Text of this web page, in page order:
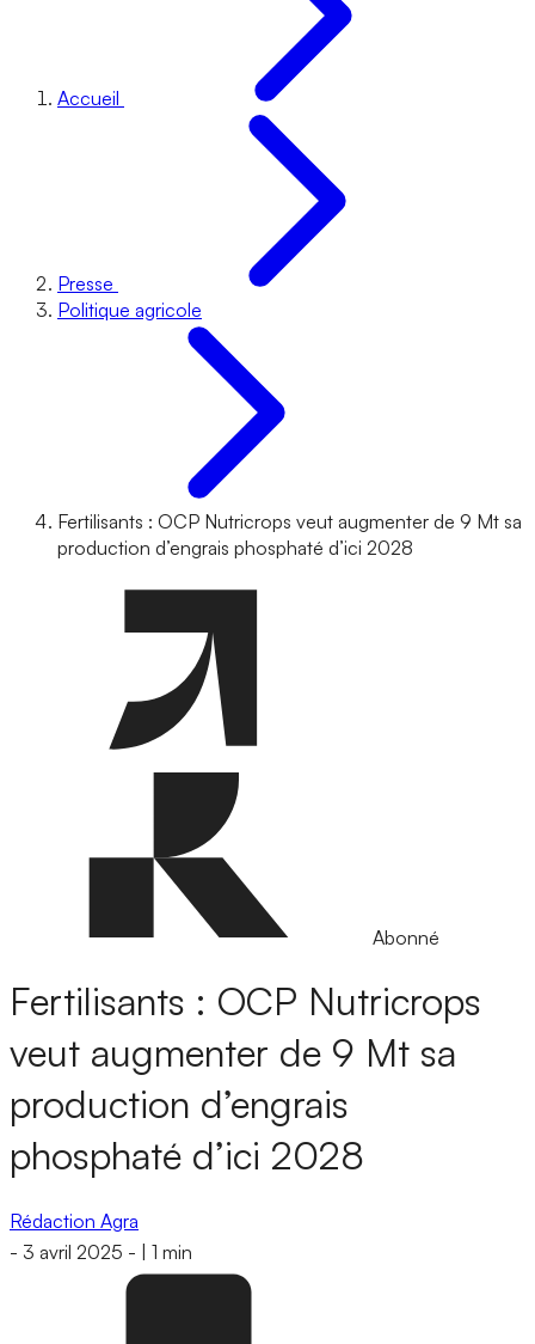
Accueil
Presse
Politique agricole
Fertilisants : OCP Nutricrops veut augmenter de 9 Mt sa
production d’engrais phosphaté d’ici 2028
Abonné
Fertilisants : OCP Nutricrops
veut augmenter de 9 Mt sa
production d’engrais
phosphaté d’ici 2028
Rédaction Agra
- 3 avril 2025 - 1 min